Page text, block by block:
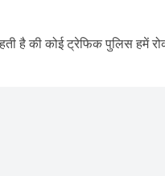
है की कोई ट्रेफिक पुलिस हमें